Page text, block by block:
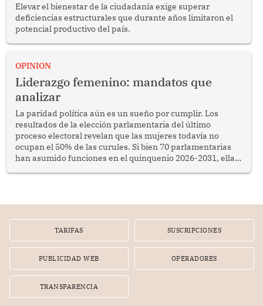
Elevar el bienestar de la ciudadanía exige superar
deficiencias estructurales que durante años limitaron el
potencial productivo del país.
OPINION
Liderazgo femenino: mandatos que
analizar
La paridad política aún es un sueño por cumplir. Los
resultados de la elección parlamentaria del último
proceso electoral revelan que las mujeres todavía no
ocupan el 50% de las curules. Si bien 70 parlamentarias
han asumido funciones en el quinquenio 2026-2031, ellas
TARIFAS SUSCRIPCIONES
PUBLICIDAD WEB OPERADORES
TRANSPARENCIA